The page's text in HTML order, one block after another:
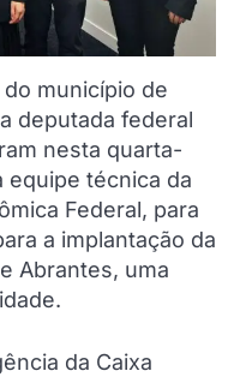
município de
deputada federal
nesta quarta-
equipe técnica da
Federal, para
a implantação da
Abrantes, uma
da Caixa